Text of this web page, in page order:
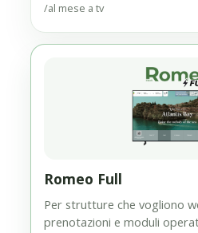
/al mese a tv
Romeo Full
Per strutture che vogliono
prenotazioni e moduli